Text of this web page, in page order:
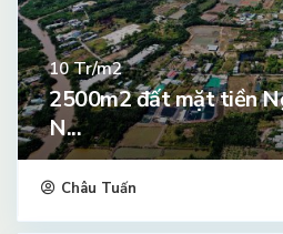
10Tr/m2
2500m2 đất mặt tiền
N...
Châu Tuấn